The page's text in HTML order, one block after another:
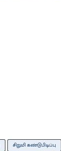
சிறுமி கண்டுபிடிப்பு